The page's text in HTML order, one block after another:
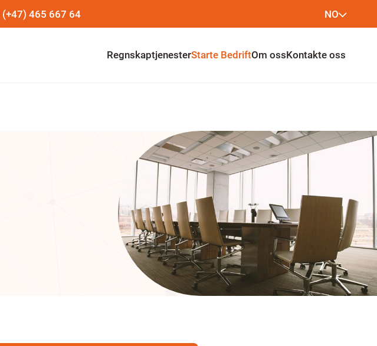
(+47) 465 667 64
NO
EN
RegnskaptjenesterStarte BedriftOm ossKontakte oss